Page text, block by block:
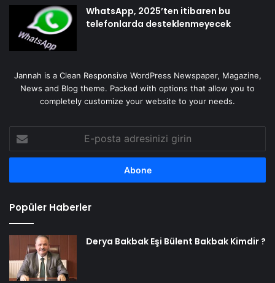
WhatsApp, 2025’ten itibaren bu
telefonlarda desteklenmeyecek
Jannah is a Clean Responsive WordPress Newspaper, Magazine,
News and Blog theme. Packed with options that allow you to
completely customize your website to your needs.
posta
adresinizi
Popüler Haberler
Derya Bakbak Eşi Bülent Bakbak Kimdir ?